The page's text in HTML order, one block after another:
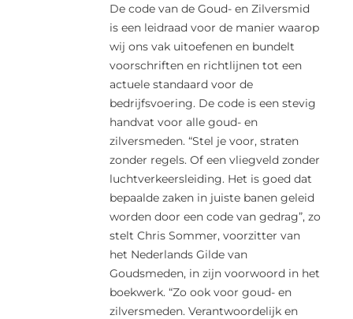
De code van de Goud- en Zilversmid
is een leidraad voor de manier waarop
wij ons vak uitoefenen en bundelt
voorschriften en richtlijnen tot een
actuele standaard voor de
bedrijfsvoering. De code is een stevig
handvat voor alle goud- en
zilversmeden. “Stel je voor, straten
zonder regels. Of een vliegveld zonder
luchtverkeersleiding. Het is goed dat
bepaalde zaken in juiste banen geleid
worden door een code van gedrag”, zo
stelt Chris Sommer, voorzitter van
het Nederlands Gilde van
Goudsmeden, in zijn voorwoord in het
boekwerk. “Zo ook voor goud- en
zilversmeden. Verantwoordelijk en